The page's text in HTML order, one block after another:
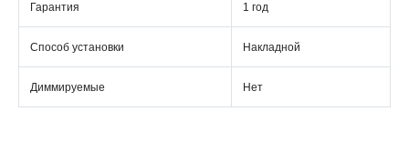
Гарантия 1 год
Способ установки Накладной
Диммируемые Нет